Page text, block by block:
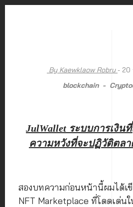
By Kaewklaow Robru- 20
blockchain
JulWallet ระบบการเงิน
ความหวังที่จะปฏิวัติตลา
สองบทความก่อนหน้านี้ผมได้เ
NFT Marketplace ที่โดดเด่น